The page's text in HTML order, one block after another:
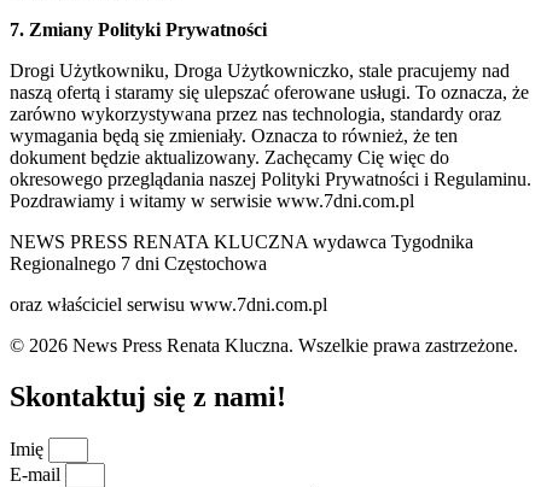
7. Zmiany Polityki Prywatności
Drogi Użytkowniku, Droga Użytkowniczko, stale pracujemy nad
naszą ofertą i staramy się ulepszać oferowane usługi. To oznacza, że
zarówno wykorzystywana przez nas technologia, standardy oraz
wymagania będą się zmieniały. Oznacza to również, że ten
dokument będzie aktualizowany. Zachęcamy Cię więc do
okresowego przeglądania naszej Polityki Prywatności i Regulaminu.
Pozdrawiamy i witamy w serwisie www.7dni.com.pl
NEWS PRESS RENATA KLUCZNA wydawca Tygodnika
Regionalnego 7 dni Częstochowa
oraz właściciel serwisu www.7dni.com.pl
© 2026 News Press Renata Kluczna. Wszelkie prawa zastrzeżone.
Skontaktuj się z nami!
Imię
E-mail